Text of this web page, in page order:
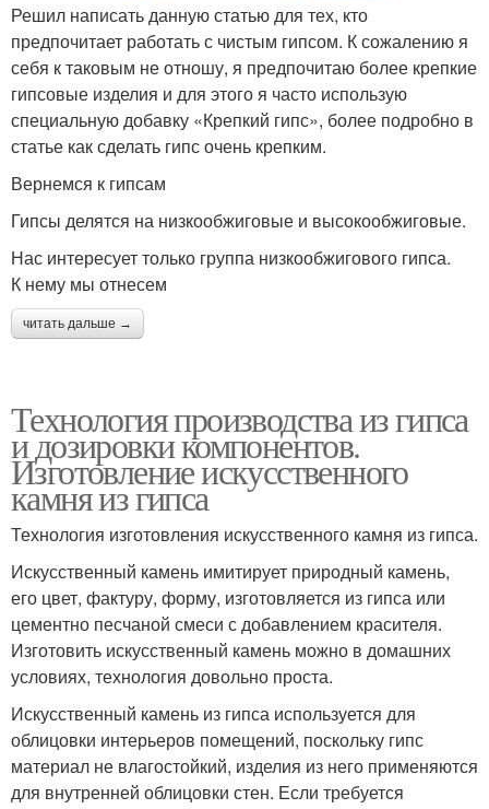
Решил написать данную статью для тех, кто
предпочитает работать с чистым гипсом. К сожалению я
себя к таковым не отношу, я предпочитаю более крепкие
гипсовые изделия и для этого я часто использую
специальную добавку «Крепкий гипс», более подробно в
статье как сделать гипс очень крепким.
Вернемся к гипсам
Гипсы делятся на низкообжиговые и высокообжиговые.
Нас интересует только группа низкообжигового гипса.
К нему мы отнесем
читать дальше →
Технология производства из гипса
и дозировки компонентов.
Изготовление искусственного
камня из гипса
Технология изготовления искусственного камня из гипса.
Искусственный камень имитирует природный камень,
его цвет, фактуру, форму, изготовляется из гипса или
цементно песчаной смеси с добавлением красителя.
Изготовить искусственный камень можно в домашних
условиях, технология довольно проста.
Искусственный камень из гипса используется для
облицовки интерьеров помещений, поскольку гипс
материал не влагостойкий, изделия из него применяются
для внутренней облицовки стен. Если требуется